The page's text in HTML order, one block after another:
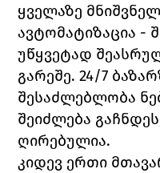
ყველაზე
ავტომატიზაცია -
უწყვეტად
გარეშე. 24/7
შესაძლებლობა
შეიძლება
ღირებულია.
კიდევ ერთი